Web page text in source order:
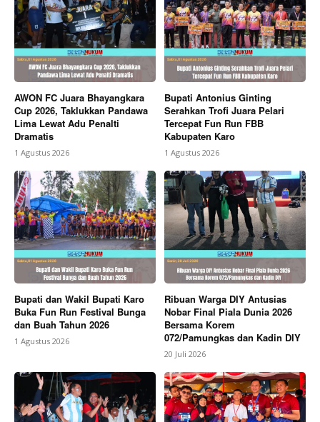
AWON FC Juara Bhayangkara
Cup 2026, Taklukkan Pandawa
Lima Lewat Adu Penalti
Dramatis
1 Agustus 2026
Bupati Antonius Ginting
Serahkan Trofi Juara Pelari
Tercepat Fun Run FBB
Kabupaten Karo
1 Agustus 2026
Bupati dan Wakil Bupati Karo
Buka Fun Run Festival Bunga
dan Buah Tahun 2026
1 Agustus 2026
Ribuan Warga DIY Antusias
Nobar Final Piala Dunia 2026
Bersama Korem
072/Pamungkas dan Kadin DIY
20 Juli 2026